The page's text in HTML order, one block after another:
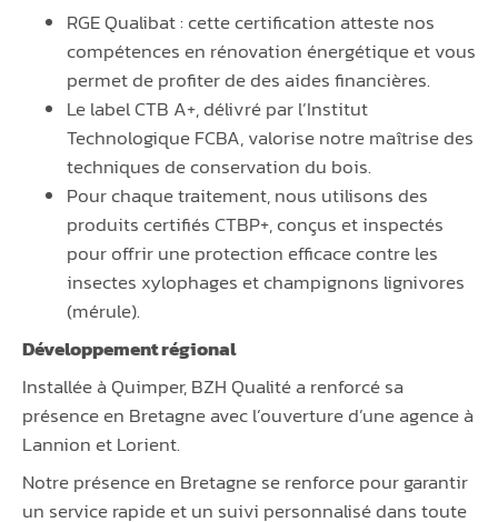
RGE Qualibat : cette certification atteste nos
compétences en rénovation énergétique et vous
permet de profiter de des aides financières.
Le label CTB A+, délivré par l’Institut
Technologique FCBA, valorise notre maîtrise des
techniques de conservation du bois.
Pour chaque traitement, nous utilisons des
produits certifiés CTBP+, conçus et inspectés
pour offrir une protection efficace contre les
insectes xylophages et champignons lignivores
(mérule).
Développement régional
Installée à Quimper, BZH Qualité a renforcé sa
présence en Bretagne avec l’ouverture d’une agence à
Lannion et Lorient.
Notre présence en Bretagne se renforce pour garantir
un service rapide et un suivi personnalisé dans toute